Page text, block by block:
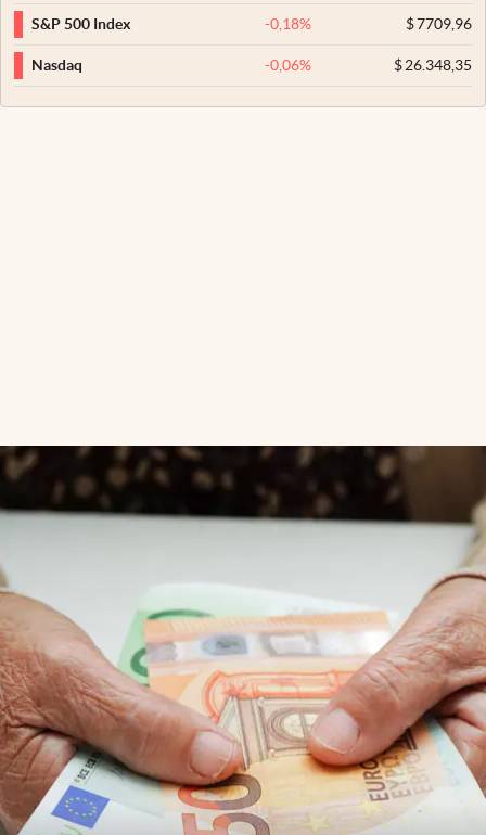
S&P 500 Index -0,18% $7709,96
Nasdaq -0,06% $26.348,35